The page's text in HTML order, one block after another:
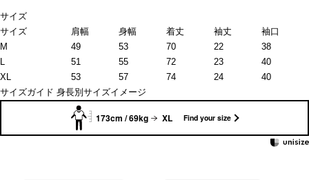
サイズ
サイズ
肩幅 身幅 着丈 袖丈
袖口
M
49 53 70 22
38
L
51 55 72 23
40
XL
53 57 74 24
40
サイズガイド 身長別サイズイメージ
173cm / 69kg XL Find your size